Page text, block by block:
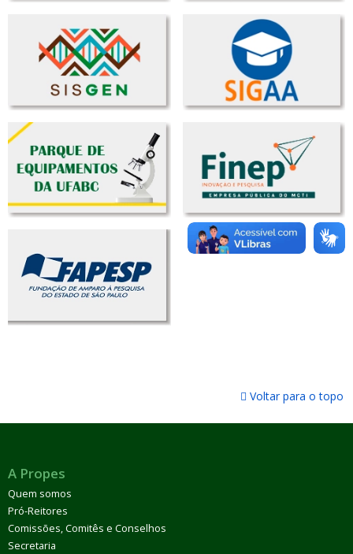
Voltar para o topo
A Propes
Quem somos
Pró-Reitores
Comissões, Comitês e Conselhos
Secretaria